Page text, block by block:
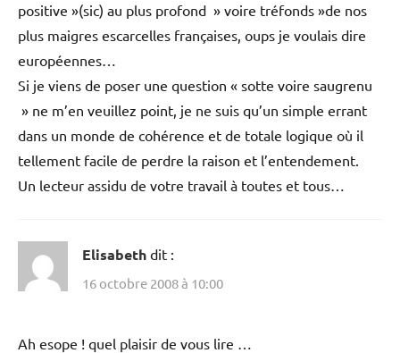
positive »(sic) au plus profond » voire tréfonds »de nos
plus maigres escarcelles françaises, oups je voulais dire
européennes…
Si je viens de poser une question « sotte voire saugrenu
» ne m’en veuillez point, je ne suis qu’un simple errant
dans un monde de cohérence et de totale logique où il
tellement facile de perdre la raison et l’entendement.
Un lecteur assidu de votre travail à toutes et tous…
Elisabeth dit :
16 octobre 2008 à 10:00
Ah esope ! quel plaisir de vous lire …